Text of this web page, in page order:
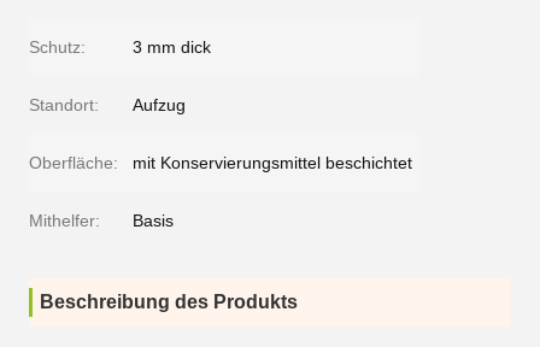
Schutz: 3 mm dick
Standort: Aufzug
Oberfläche: mit Konservierungsmittel beschichtet
Mithelfer: Basis
Beschreibung des Produkts